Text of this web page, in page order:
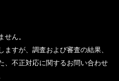
ん。
すが、調査および審査の結果、
、不正対応に関するお問い合わせ